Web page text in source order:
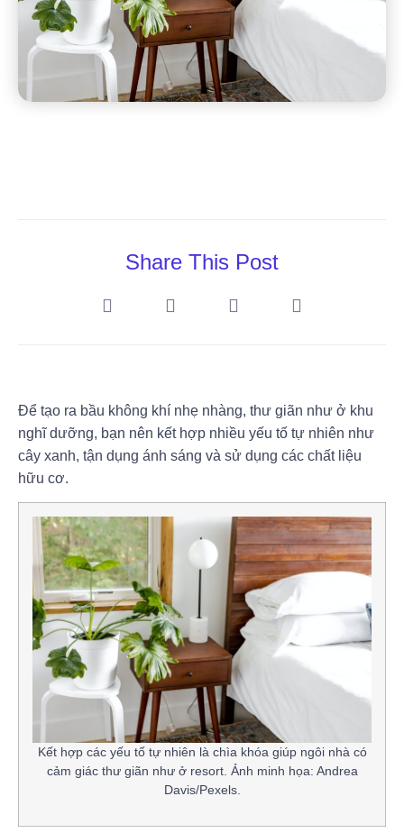
Share This Post
Để tạo ra bầu không khí nhẹ nhàng, thư giãn như ở khu
nghĩ dưỡng, bạn nên kết hợp nhiều yếu tố tự nhiên như
cây xanh, tận dụng ánh sáng và sử dụng các chất liệu
hữu cơ.
Kết hợp các yếu tố tự nhiên là chìa khóa giúp ngôi nhà có
cảm giác thư giãn như ở resort. Ảnh minh họa: Andrea
Davis/Pexels.